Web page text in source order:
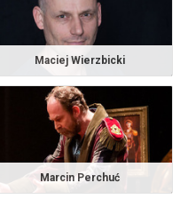
Maciej Wierzbicki
Marcin Perchuć